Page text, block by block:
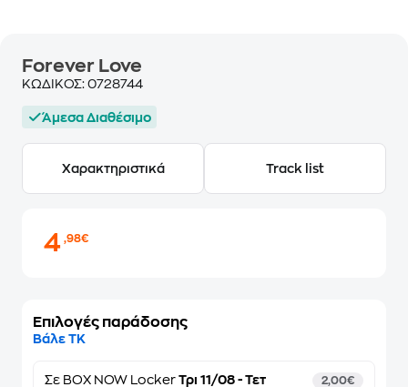
Forever Love
ΚΩΔΙΚΟΣ: 0728744
Άμεσα Διαθέσιμο
Χαρακτηριστικά Track list
4,98€
Επιλογές παράδοσης
Βάλε ΤΚ
Σε BOX NOW Locker Τρι 11/08 - Τετ
2,00€